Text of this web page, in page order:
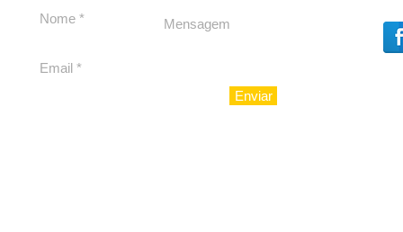
reforçam apoio a
Cláudio Mitidieri
Enviar